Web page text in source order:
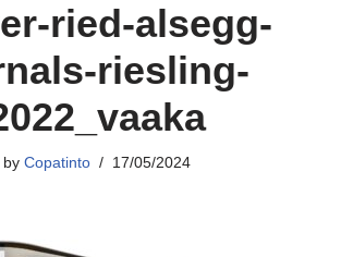
ried-alsegg-
riesling-
by Copatinto 17/05/2024